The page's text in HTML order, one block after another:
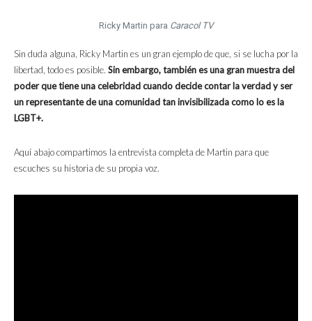
Ricky Martin para Caracol TV
Sin duda alguna, Ricky Martin es un gran ejemplo de que, si se lucha por la
libertad, todo es posible. Sin embargo, también es una gran muestra del
poder que tiene una celebridad cuando decide contar la verdad y ser
un representante de una comunidad tan invisibilizada como lo es la
LGBT+.
Aquí abajo compartimos la entrevista completa de Martin para que
escuches su historia de su propia voz.